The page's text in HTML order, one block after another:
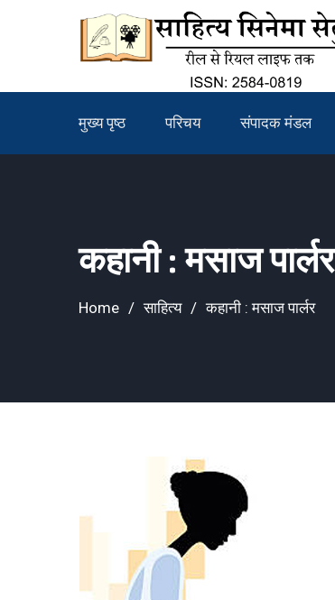
मुख्य पृष्ठ परिचय संपादक मंडल
कहानी : मसाज पार्लर
Home साहित्य कहानी : मसाज पार्लर